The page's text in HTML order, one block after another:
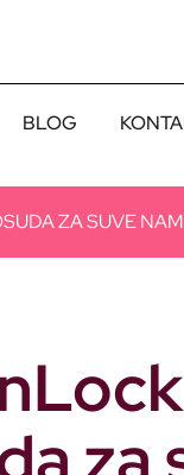
BLOG
ZA SUVE